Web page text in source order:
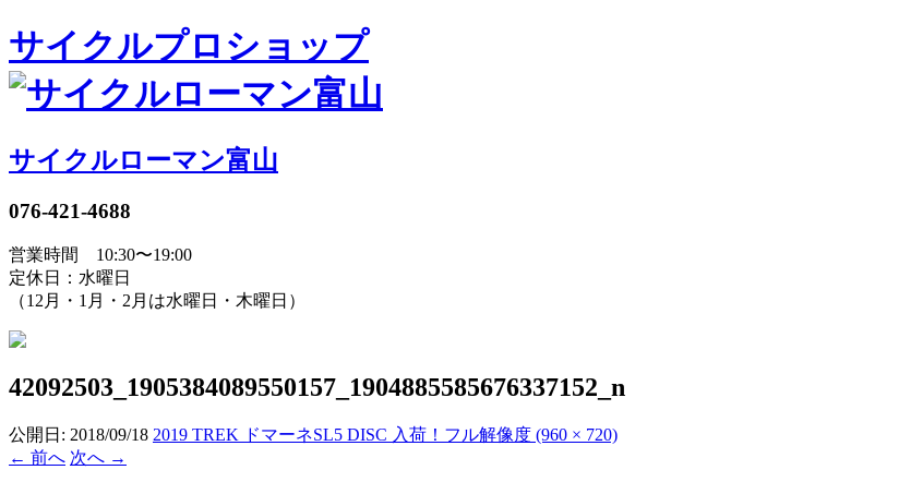
サイクルプロショップ
サイクルローマン富山
076-421-4688
営業時間 10:30〜19:00
定休日：水曜日
（12月・1月・2月は水曜日・木曜日）
42092503_1905384089550157_1904885585676337152_n
公開日: 2018/09/18 2019 TREK ドマーネSL5 DISC 入荷！ フル解像度 (960 × 720)
← 前へ 次へ →